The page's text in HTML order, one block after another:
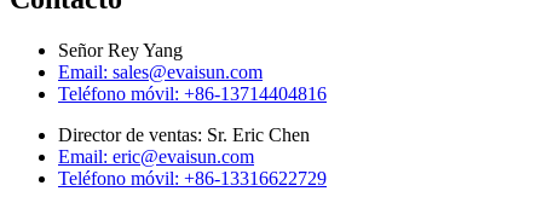
Señor Rey Yang
Email: sales@evaisun.com
Teléfono móvil: +86-13714404816
Director de ventas: Sr. Eric Chen
Email: eric@evaisun.com
Teléfono móvil: +86-13316622729